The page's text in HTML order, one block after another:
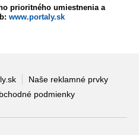
prioritného umiestnenia a
www.portaly.sk
Naše reklamné prvky
podmienky